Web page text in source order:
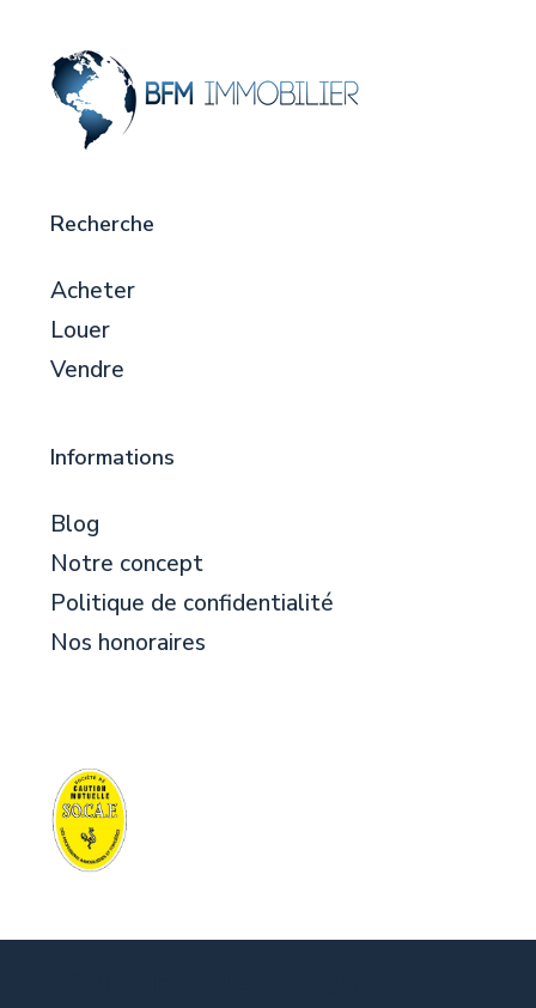
Recherche
Acheter
Louer
Vendre
Informations
Blog
Notre concept
Politique de confidentialité
Nos honoraires